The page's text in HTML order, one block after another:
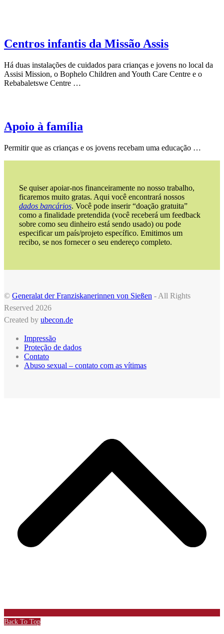
Centros infantis da Missão Assis
Há duas instalações de cuidados para crianças e jovens no local da
Assisi Mission, o Bophelo Children and Youth Care Centre e o
Rebabaletswe Centre …
Apoio à família
Permitir que as crianças e os jovens recebam uma educação …
Se quiser apoiar-nos financeiramente no nosso trabalho,
ficaremos muito gratas. Aqui você encontrará nossos
dados bancários. Você pode inserir “doação gratuita”
como a finalidade pretendida (você receberá um feedback
sobre como seu dinheiro está sendo usado) ou pode
especificar um país/projeto específico. Emitimos um
recibo, se nos fornecer o seu endereço completo.
© Generalat der Franziskanerinnen von Sießen - All Rights
Reserved 2026
Created by ubecon.de
Impressão
Proteção de dados
Contato
Abuso sexual – contato com as vítimas
Back To Top